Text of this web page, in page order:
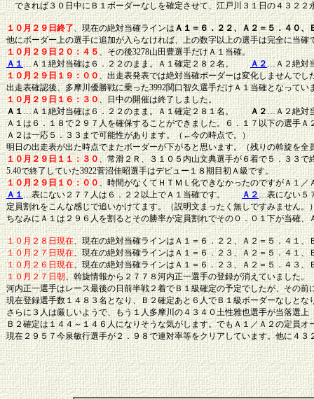
できれば３０日中にＢ１ボーダーなしを確定させて、江戸川３１日の４３２
１０月２９日終了、現在の絶対当確ラインは Ａ１＝６．２２、Ａ２＝５．４０、
他にボーダー上の選手に追加が入らなければ、上の数字以上の選手は完全に当確
１０月２９日２０：４５ 、その後3278山田豊選手だけＡ１当確。
Ａ１…Ａ１絶対当確は６．２２のまま。Ａ１確定２８２名。Ａ２…Ａ２絶対
１０月２９日１９：００、出走表発表では絶対当確ボーダーは変化しませんで
出走表確認後、多摩川優勝戦に乗った3992関口智久選手だけＡ１当確となってい
１０月２９日１６：３０ 、日中の開催は終了しました。
Ａ１…Ａ１絶対当確は６．２２のまま。Ａ１確定２８１名。 Ａ２…Ａ２絶対
Ａ１は６．１８で２９７人を確保することができました。６．１７以下の選手Ａ
Ａ２は一応５．３３まで可能性があります。（←今の時点で。）
明日の出走表が出た時点でまたボーダーが下がると思います。（残りの斡旋を
１０月２９日１１：３０ 、常滑２Ｒ、３１０５内山文典選手が６着で５．３３
5.40で終了していた3922菅沼佳昭選手はデビュー１８期目初Ａ級です。
１０月２９日１０：００、時間がなくてＨＴＭＬ化できなかったのですがＡ１
Ａ１…表にない２７７人は６．２２以上でＡ１当確です。Ａ２ …表にない５
定員割れをこんな感じで追いかけてます。（説明文まったく無しですみません。
ちなみにＡ１は２９６人を割るとその勝率が定員割れでその０．０１下が当確
１０月２８日現在、現在の絶対当確ラインはＡ１＝６．２２、Ａ２＝５．４１、
１０月２７日現在、現在の絶対当確ラインはＡ１＝６．２３、Ａ２＝５．４１、
１０月２６日現在、現在の絶対当確ラインはＡ１＝６．２３、Ａ２＝５．４３、
１０月２７日朝、斡旋情報から２７７８河内正一選手の登録が消えていました。
河内正一選手はレース最後の日前半戦２着でＢ１級確定の予定でしたが、その
現在登録選手数１４８３名となり、Ｂ２確定あと６人でＢ１級ボーダーなしとな
さらに３人は厳しいようで、もう１人多摩川の４３４０土性雅也選手が当落選
Ｂ２確定は１４４～１４６人になりそうな気がします。でもＡ１／Ａ２の定員
現在２９５７今泉敏行選手が２．９８で連対率等をクリアしています。他に４